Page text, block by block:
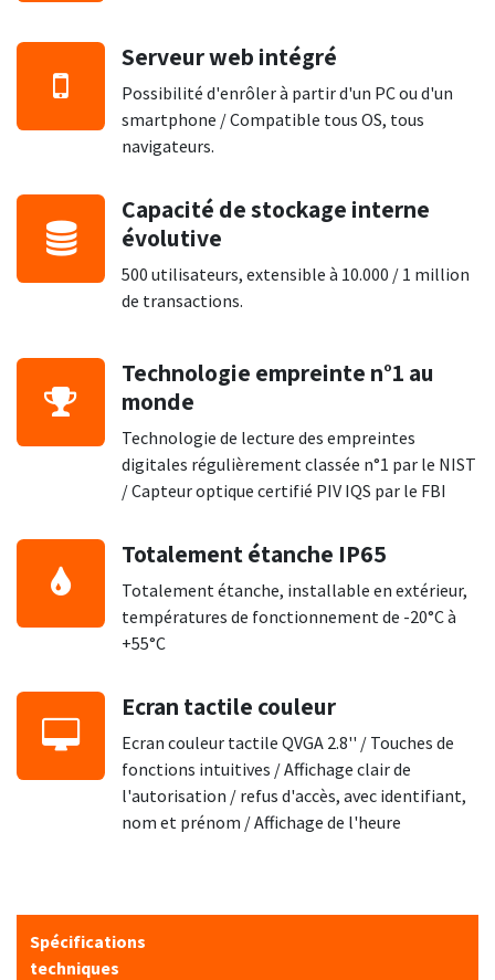
Serveur web intégré
Possibilité d'enrôler à partir d'un PC ou d'un
smartphone / Compatible tous OS, tous
navigateurs.
Capacité de stockage interne
évolutive
500 utilisateurs, extensible à 10.000 / 1 million
de transactions.
Technologie empreinte n°1 au
monde
Technologie de lecture des empreintes
digitales régulièrement classée n°1 par le NIST
/ Capteur optique certifié PIV IQS par le FBI
Totalement étanche IP65
Totalement étanche, installable en extérieur,
températures de fonctionnement de -20°C à
+55°C
Ecran tactile couleur
Ecran couleur tactile QVGA 2.8'' / Touches de
fonctions intuitives / Affichage clair de
l'autorisation / refus d'accès, avec identifiant,
nom et prénom / Affichage de l'heure
Spécifications
techniques